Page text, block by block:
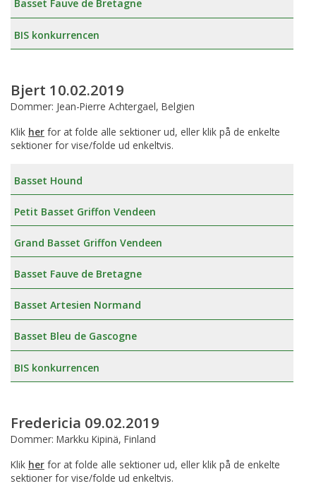
Basset Fauve de Bretagne
BIS konkurrencen
Bjert 10.02.2019
Dommer: Jean-Pierre Achtergael, Belgien
Klik her for at folde alle sektioner ud, eller klik på de enkelte
sektioner for vise/folde ud enkeltvis.
Basset Hound
Petit Basset Griffon Vendeen
Grand Basset Griffon Vendeen
Basset Fauve de Bretagne
Basset Artesien Normand
Basset Bleu de Gascogne
BIS konkurrencen
Fredericia 09.02.2019
Dommer: Markku Kipinä, Finland
Klik her for at folde alle sektioner ud, eller klik på de enkelte
sektioner for vise/folde ud enkeltvis.